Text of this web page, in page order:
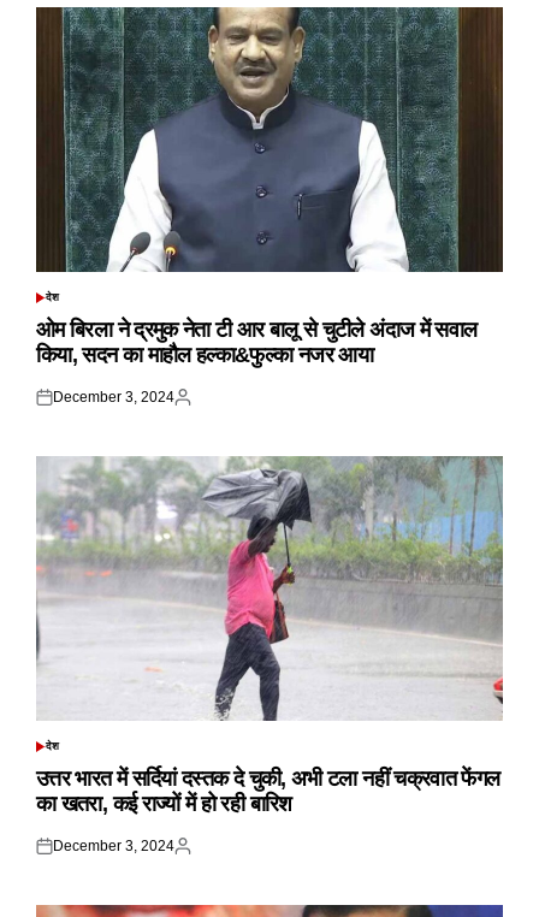
POSTED
देश
ओम बिरला ने द्रमुक नेता टी आर बालू से चुटीले अंदाज में सवाल
किया, सदन का माहौल हल्का&फुल्का नजर आया
Posted
December 3, 2024
Posted
POSTED
देश
उत्तर भारत में सर्दियां दस्तक दे चुकी, अभी टला नहीं चक्रवात फेंगल
का खतरा, कई राज्यों में हो रही बारिश
Posted
December 3, 2024
Posted